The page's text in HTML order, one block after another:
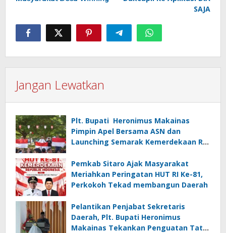
SAJA
Jangan Lewatkan
Plt. Bupati Heronimus Makainas
Pimpin Apel Bersama ASN dan
Launching Semarak Kemerdekaan RI
Pemkab Sitaro Ajak Masyarakat
Meriahkan Peringatan HUT RI Ke-81,
Perkokoh Tekad membangun Daerah
Pelantikan Penjabat Sekretaris
Daerah, Plt. Bupati Heronimus
Makainas Tekankan Penguatan Tata